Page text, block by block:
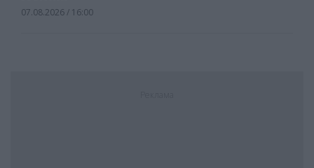
07.08.2026 / 16:00